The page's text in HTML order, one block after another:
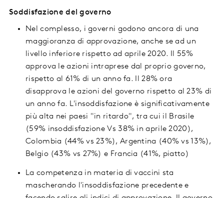
Soddisfazione del governo
Nel complesso, i governi godono ancora di una
maggioranza di approvazione, anche se ad un
livello inferiore rispetto ad aprile 2020. Il 55%
approva le azioni intraprese dal proprio governo,
rispetto al 61% di un anno fa. Il 28% ora
disapprova le azioni del governo rispetto al 23% di
un anno fa. L'insoddisfazione è significativamente
più alta nei paesi "in ritardo", tra cui il Brasile
(59% insoddisfazione Vs 38% in aprile 2020),
Colombia (44% vs 23%), Argentina (40% vs 13%),
Belgio (43% vs 27%) e Francia (41%, piatto)
La competenza in materia di vaccini sta
mascherando l'insoddisfazione precedente e